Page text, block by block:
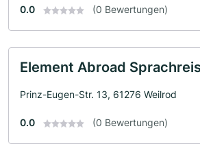
0.0 (0 Bewertungen)
Element Abroad
Prinz-Eugen-Str. 13, 61276 Weilrod
0.0 (0 Bewertungen)